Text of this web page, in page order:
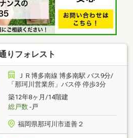
りフォレスト
ＪＲ博多南線 博多南駅 バス9分/
「那珂川営業所」バス停 停歩3分
築12年8ヶ月/14階建
総戸数-戸
福岡県那珂川市道善２